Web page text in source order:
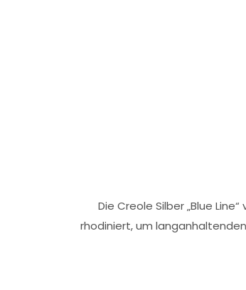
Die Creole Silber „Blue
rhodiniert, um